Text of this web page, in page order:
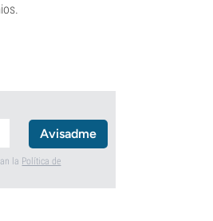
Avisadme
la Política de